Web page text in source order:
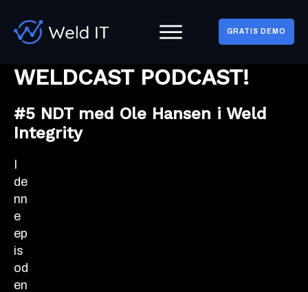
GRATIS DEMO
WELDCAST PODCAST!
#5 NDT med Ole Hansen i Weld
Integrity
I
de
nn
e
ep
is
od
en